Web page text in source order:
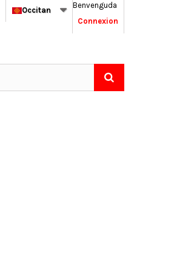
Benvenguda
Connexion
Occitan